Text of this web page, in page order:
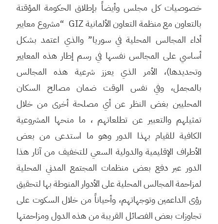
خصوصيات كل مجلس وأيضاً بإطلاق الحكومة المؤقتة
بالتعاون مع منظمة التعاون الألمانية GIZ “مشروع معايير
أداء المجالس المحلية في سوريا” والذي اعتمد بشكل
أساسي على المجالس نفسها في رسم إطار هذه المعايير
وتحديدها)، الأمر الذي يعزز شرعية هذه المجالس
بالمجمل، وفي نفس الوقت ضمان مصالح السكان
المحليين بغض النظر عن أي مصلحة أخرى من خلال
تمثيلهم والتعبير عن تطلعاتهم ، ما منحها المشروعية
الكافية للقيام بهذا الدور وهو ما استدعى من بعض
الأطراف الإقليمية والدولية السعي للتخفيف من آثار هذا
الدور عبر دفع بعض منظمات المجتمع المدني المحلية
لمزاحمة المجالس المحلية على الأدوار المنوطة بها لتحقيق
رؤى الداعمين وتوجهاتهم، وأحياناً من خلال السكوت على
تجاوزات بعض الفصائل القريبة من هذه الدول ومزاحمتها